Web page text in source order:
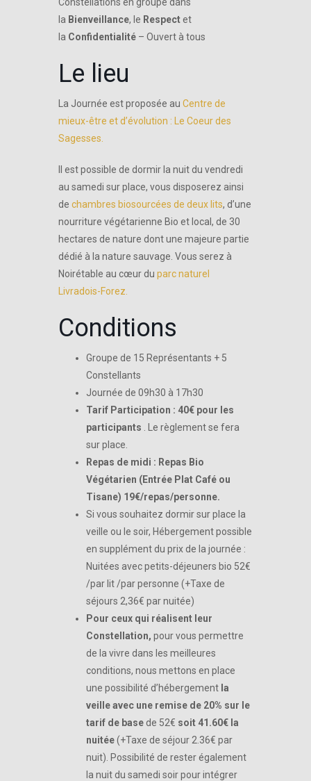
la Bienveillance, le Respectet
la Confidentialité – Ouvert à tous
Le lieu
La Journée est proposée au Centre de
mieux-être et d’évolution : Le Coeur des
Sagesses.
Il est possible de dormir la nuit du vendredi
au samedi sur place, vous disposerez ainsi
de chambres biosourcées de deux lits, d’une
nourriture végétarienne Bio et local, de 30
hectares de nature dont une majeure partie
dédié à la nature sauvage. Vous serez à
Noirétable au cœur du parc naturel
Livradois-Forez.
Conditions
Groupe de 15 Représentants + 5
Constellants
Journée de 09h30 à 17h30
Tarif Participation : 40€ pour les
participants . Le règlement se fera
sur place.
Repas de midi : Repas Bio
Végétarien (Entrée Plat Café ou
Tisane) 19€/repas/personne.
Si vous souhaitez dormir sur place la
veille ou le soir, Hébergement possible
en supplément du prix de la journée :
Nuitées avec petits-déjeuners bio 52€
/par lit /par personne (+Taxe de
séjours 2,36€ par nuitée)
Pour ceux qui réalisent leur
Constellation, pour vous permettre
de la vivre dans les meilleures
conditions, nous mettons en place
une possibilité d’hébergement la
veille avec une remise de 20% sur le
tarif de base de 52€ soit 41.60€ la
nuitée(+Taxe de séjour 2.36€ par
nuit). Possibilité de rester également
la nuit du samedi soir pour intégrer